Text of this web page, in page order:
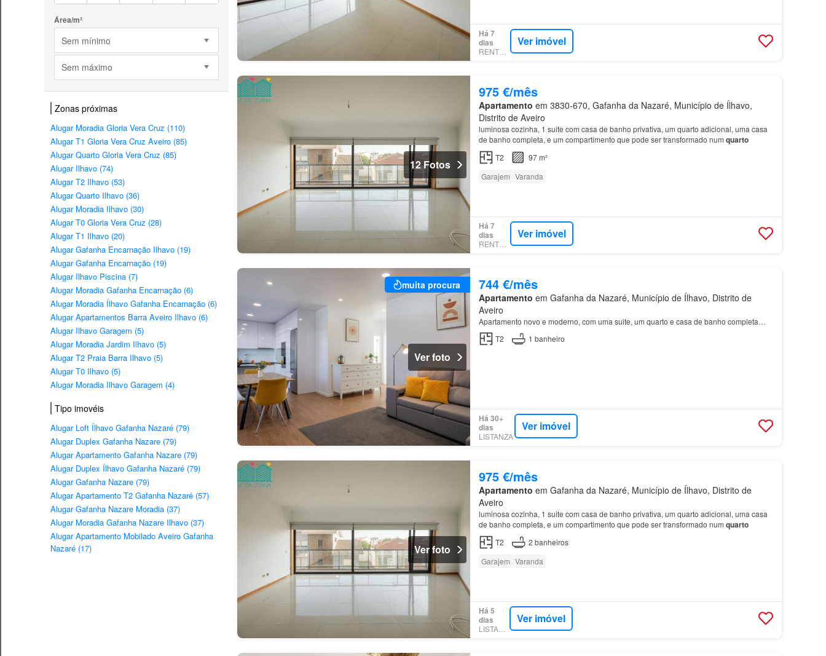
Área/m²
Sem mínimo
Sem máximo
Zonas próximas
Alugar Moradia Gloria Vera Cruz (110)
Alugar T1 Gloria Vera Cruz Aveiro (85)
Alugar Quarto Gloria Vera Cruz (85)
Alugar Ilhavo (74)
Alugar T2 Ilhavo (53)
Alugar Quarto Ilhavo (36)
Alugar Moradia Ilhavo (30)
Alugar T0 Gloria Vera Cruz (28)
Alugar T1 Ilhavo (20)
Alugar Gafanha Encarnação Ilhavo (19)
Alugar Gafanha Encarnação (19)
Alugar Ilhavo Piscina (7)
Alugar Moradia Gafanha Encarnação (6)
Alugar Moradia Ílhavo Gafanha Encarnação (6)
Alugar Apartamentos Barra Aveiro Ilhavo (6)
Alugar Ilhavo Garagem (5)
Alugar Moradia Jardim Ilhavo (5)
Alugar T2 Praia Barra Ilhavo (5)
Alugar T0 Ilhavo (5)
Alugar Moradia Ilhavo Garagem (4)
Tipo imovéis
Alugar Loft Ílhavo Gafanha Nazaré (79)
Alugar Duplex Gafanha Nazare (79)
Alugar Apartamento Gafanha Nazare (79)
Alugar Duplex Ílhavo Gafanha Nazaré (79)
Alugar Gafanha Nazare (79)
Alugar Apartamento T2 Gafanha Nazaré (57)
Alugar Gafanha Nazare Moradia (37)
Alugar Moradia Gafanha Nazare Ilhavo (37)
Alugar Apartamento Mobilado Aveiro Gafanha
Nazaré (17)
Há 7
dias
RENTOLA
Ver imóvel
12 Fotos
975 €/mês
Apartamento em 3830-670, Gafanha da Nazaré, Município de Ílhavo,
Distrito de Aveiro
luminosa cozinha, 1 suite com casa de banho privativa, um quarto adicional, uma casa
de banho completa, e um compartimento que pode ser transformado num quarto
T2
97 m²
Garajem Varanda
Há 7
dias
RENTOLA
Ver imóvel
muita procura
Ver foto
744 €/mês
Apartamento em Gafanha da Nazaré, Município de Ílhavo, Distrito de
Aveiro
Apartamento novo e moderno, com uma suite, um quarto e casa de banho completa…
T2
1 banheiro
Há 30+
dias
LISTANZA
Ver imóvel
Ver foto
975 €/mês
Apartamento em Gafanha da Nazaré, Município de Ílhavo, Distrito de
Aveiro
luminosa cozinha, 1 suite com casa de banho privativa, um quarto adicional, uma casa
de banho completa, e um compartimento que pode ser transformado num quarto
T2 2 banheiros
Garajem Varanda
Há 5
dias
LISTANZA
Ver imóvel